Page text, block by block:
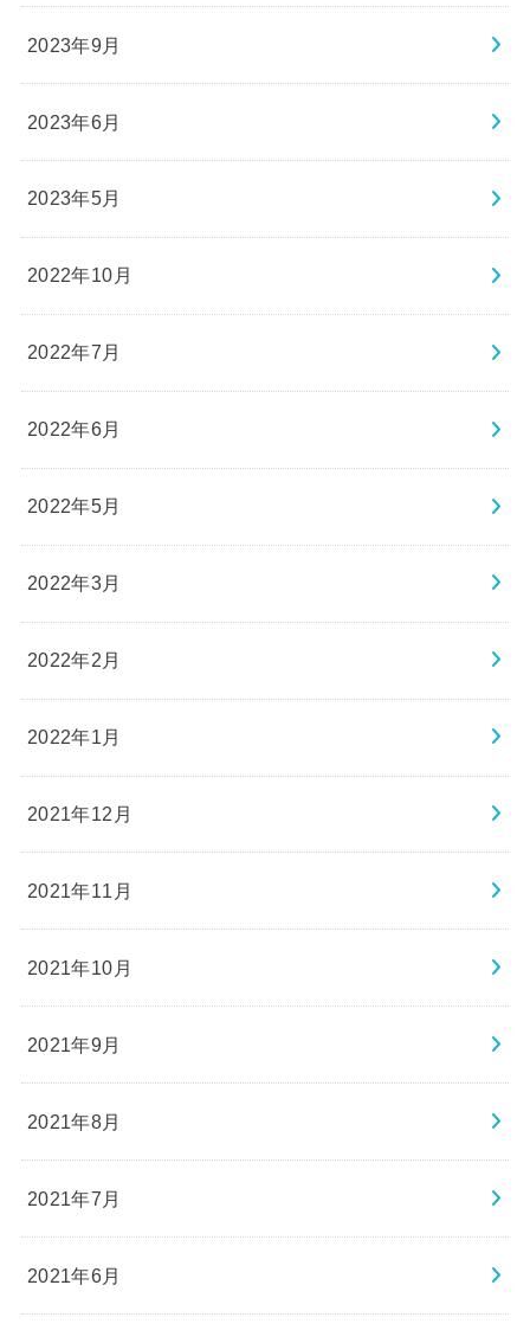
2023年9月
2023年6月
2023年5月
2022年10月
2022年7月
2022年6月
2022年5月
2022年3月
2022年2月
2022年1月
2021年12月
2021年11月
2021年10月
2021年9月
2021年8月
2021年7月
2021年6月